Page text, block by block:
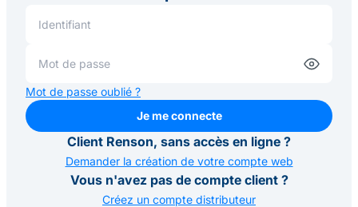
Mot de passe oublié ?
Je me connecte
Je me connecte
Client Renson, sans accès en ligne ?
Demander la création de votre compte web
Vous n'avez pas de compte client ?
Créez un compte distributeur